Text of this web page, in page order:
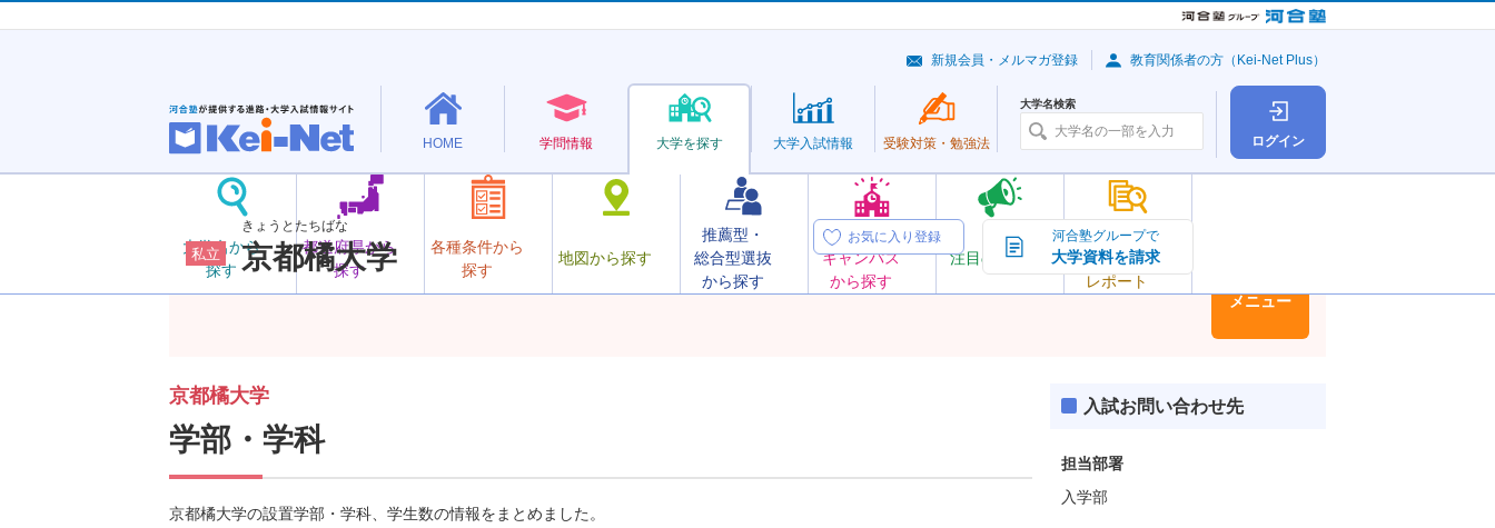
ログイン
HOME 学問情報 大学を探す
大学名から
探す
都道府県から
探す
各種条件から
探す
地図から探す
推薦型・
総合型選抜
から探す
オープン
キャンパス
から探す
注目の大学
大学の今
トピック＆
レポート
大学入試情報 受験対策・ 勉強法
大学名検索
新規会員・メルマガ登録 教育関係者の方（Kei-Net Plus）
私立
きょうとたちばな
京都橘大学
お気に入り登録 河合塾グループで
大学資料を請求
メニュー
京都橘大学
学部・学科
京都橘大学の設置学部・学科、学生数の情報をまとめました。
入試お問い合わせ先
担当部署
入学部